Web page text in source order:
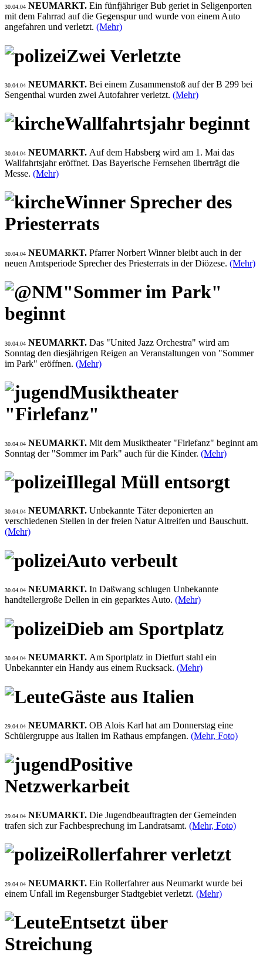
30.04.04 NEUMARKT. Ein fünfjähriger Bub geriet in Seligenporten
mit dem Fahrrad auf die Gegenspur und wurde von einem Auto
angefahren und verletzt. (Mehr)
Zwei Verletzte
30.04.04 NEUMARKT. Bei einem Zusammenstoß auf der B 299 bei
Sengenthal wurden zwei Autofahrer verletzt. (Mehr)
Wallfahrtsjahr beginnt
30.04.04 NEUMARKT. Auf dem Habsberg wird am 1. Mai das
Wallfahrtsjahr eröffnet. Das Bayerische Fernsehen überträgt die
Messe. (Mehr)
Winner Sprecher des
Priesterrats
30.04.04 NEUMARKT. Pfarrer Norbert Winner bleibt auch in der
neuen Amtsperiode Sprecher des Priesterrats in der Diözese. (Mehr)
"Sommer im Park"
beginnt
30.04.04 NEUMARKT. Das "United Jazz Orchestra" wird am
Sonntag den diesjährigen Reigen an Veranstaltungen von "Sommer
im Park" eröffnen. (Mehr)
Musiktheater
"Firlefanz"
30.04.04 NEUMARKT. Mit dem Musiktheater "Firlefanz" beginnt am
Sonntag der "Sommer im Park" auch für die Kinder. (Mehr)
Illegal Müll entsorgt
30.04.04 NEUMARKT. Unbekannte Täter deponierten an
verschiedenen Stellen in der freien Natur Altreifen und Bauschutt.
(Mehr)
Auto verbeult
30.04.04 NEUMARKT. In Daßwang schlugen Unbekannte
handtellergroße Dellen in ein geparktes Auto. (Mehr)
Dieb am Sportplatz
30.04.04 NEUMARKT. Am Sportplatz in Dietfurt stahl ein
Unbekannter ein Handy aus einem Rucksack. (Mehr)
Gäste aus Italien
29.04.04 NEUMARKT. OB Alois Karl hat am Donnerstag eine
Schülergruppe aus Italien im Rathaus empfangen. (Mehr, Foto)
Positive
Netzwerkarbeit
29.04.04 NEUMARKT. Die Jugendbeauftragten der Gemeinden
trafen sich zur Fachbesprechung im Landratsamt. (Mehr, Foto)
Rollerfahrer verletzt
29.04.04 NEUMARKT. Ein Rollerfahrer aus Neumarkt wurde bei
einem Unfall im Regensburger Stadtgebiet verletzt. (Mehr)
Entsetzt über
Streichung